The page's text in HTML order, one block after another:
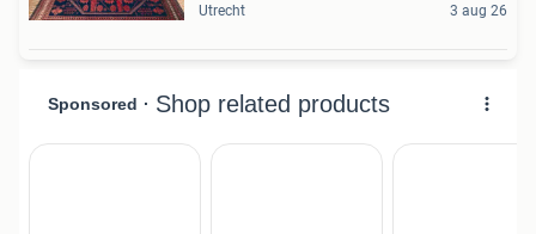
Utrecht 3 aug 26